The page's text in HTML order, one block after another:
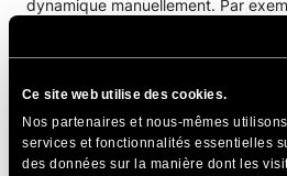
Ce site web utilise des cookies.
Nos partenaires et nous-mêmes
services et fonctionnalités essentielles
des données sur la manière dont les
dynamique manuellement. Par
votre Site Tools , SSH ou même
Drupal et vider le cache.
vidage manuel du cache aussi